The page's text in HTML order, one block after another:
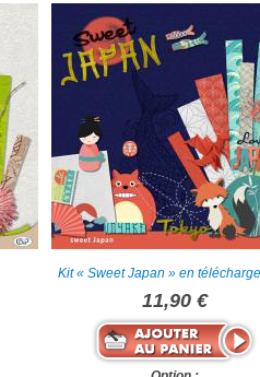
Kit « Sweet Japan » en
11,90 €